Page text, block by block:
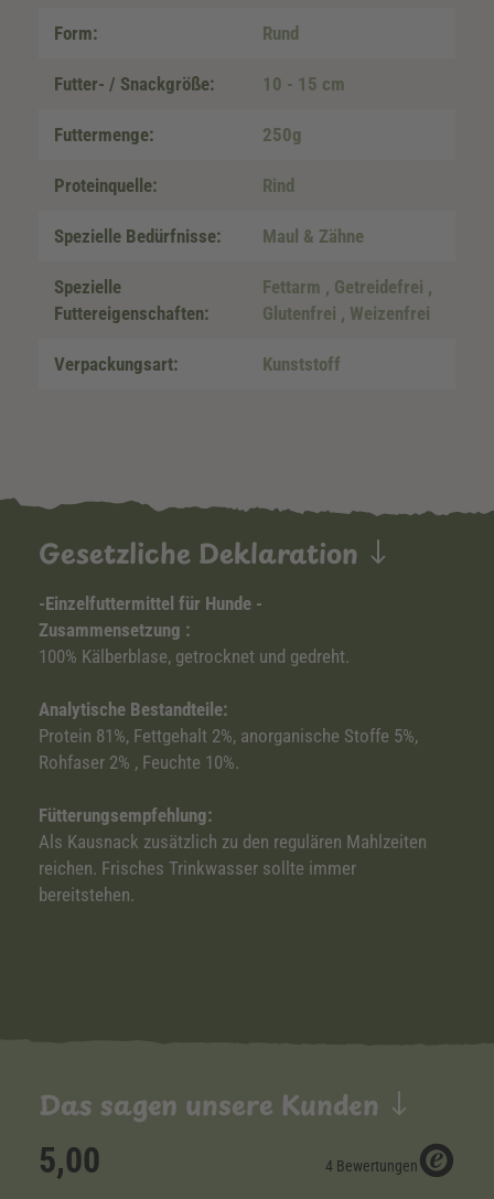
Form: Rund
Futter- / Snackgröße: 10 - 15 cm
Futtermenge: 250g
Proteinquelle: Rind
Spezielle Bedürfnisse: Maul & Zähne
Spezielle
Futtereigenschaften:
Fettarm , Getreidefrei ,
Glutenfrei , Weizenfrei
Verpackungsart: Kunststoff
Gesetzliche Deklaration
-Einzelfuttermittel für Hunde -
Zusammensetzung :
100% Kälberblase, getrocknet und gedreht.
Analytische Bestandteile:
Protein 81%, Fettgehalt 2%, anorganische Stoffe 5%,
Rohfaser 2% , Feuchte 10%.
Fütterungsempfehlung:
Als Kausnack zusätzlich zu den regulären Mahlzeiten
reichen. Frisches Trinkwasser sollte immer
bereitstehen.
Das sagen unsere Kunden